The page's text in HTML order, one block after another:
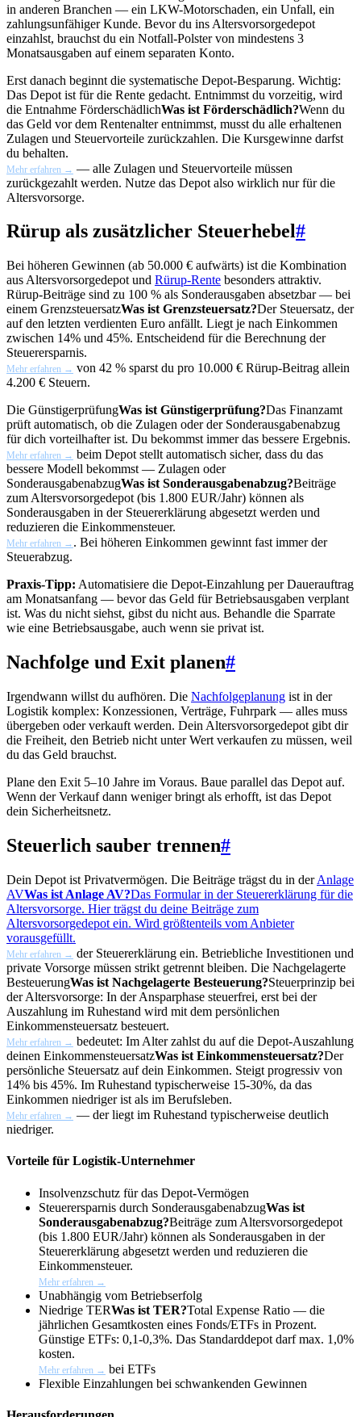
in anderen Branchen — ein LKW-Motorschaden, ein Unfall, ein
zahlungsunfähiger Kunde. Bevor du ins Altersvorsorgedepot
einzahlst, brauchst du ein Notfall-Polster von mindestens 3
Monatsausgaben auf einem separaten Konto.
Erst danach beginnt die systematische Depot-Besparung. Wichtig:
Das Depot ist für die Rente gedacht. Entnimmst du vorzeitig, wird
die Entnahme FörderschädlichWas ist Förderschädlich?Wenn du
das Geld vor dem Rentenalter entnimmst, musst du alle erhaltenen
Zulagen und Steuervorteile zurückzahlen. Die Kursgewinne darfst
du behalten.
Mehr erfahren → — alle Zulagen und Steuervorteile müssen
zurückgezahlt werden. Nutze das Depot also wirklich nur für die
Altersvorsorge.
Rürup als zusätzlicher Steuerhebel#
Bei höheren Gewinnen (ab 50.000 € aufwärts) ist die Kombination
aus Altersvorsorgedepot und Rürup-Rente besonders attraktiv.
Rürup-Beiträge sind zu 100 % als Sonderausgaben absetzbar — bei
einem GrenzsteuersatzWas ist Grenzsteuersatz?Der Steuersatz, der
auf den letzten verdienten Euro anfällt. Liegt je nach Einkommen
zwischen 14% und 45%. Entscheidend für die Berechnung der
Steuerersparnis.
Mehr erfahren → von 42 % sparst du pro 10.000 € Rürup-Beitrag allein
4.200 € Steuern.
Die GünstigerprüfungWas ist Günstigerprüfung?Das Finanzamt
prüft automatisch, ob die Zulagen oder der Sonderausgabenabzug
für dich vorteilhafter ist. Du bekommst immer das bessere Ergebnis.
Mehr erfahren → beim Depot stellt automatisch sicher, dass du das
bessere Modell bekommst — Zulagen oder
SonderausgabenabzugWas ist Sonderausgabenabzug?Beiträge
zum Altersvorsorgedepot (bis 1.800 EUR/Jahr) können als
Sonderausgaben in der Steuererklärung abgesetzt werden und
reduzieren die Einkommensteuer.
Mehr erfahren → . Bei höheren Einkommen gewinnt fast immer der
Steuerabzug.
Praxis-Tipp: Automatisiere die Depot-Einzahlung per Dauerauftrag
am Monatsanfang — bevor das Geld für Betriebsausgaben verplant
ist. Was du nicht siehst, gibst du nicht aus. Behandle die Sparrate
wie eine Betriebsausgabe, auch wenn sie privat ist.
Nachfolge und Exit planen#
Irgendwann willst du aufhören. Die Nachfolgeplanung ist in der
Logistik komplex: Konzessionen, Verträge, Fuhrpark — alles muss
übergeben oder verkauft werden. Dein Altersvorsorgedepot gibt dir
die Freiheit, den Betrieb nicht unter Wert verkaufen zu müssen, weil
du das Geld brauchst.
Plane den Exit 5–10 Jahre im Voraus. Baue parallel das Depot auf.
Wenn der Verkauf dann weniger bringt als erhofft, ist das Depot
dein Sicherheitsnetz.
Steuerlich sauber trennen#
Dein Depot ist Privatvermögen. Die Beiträge trägst du in derAnlage
AVWas ist Anlage AV?Das Formular in der Steuererklärung für die
Altersvorsorge. Hier trägst du deine Beiträge zum
Altersvorsorgedepot ein. Wird größtenteils vom Anbieter
vorausgefüllt.
Mehr erfahren → der Steuererklärung ein. Betriebliche Investitionen und
private Vorsorge müssen strikt getrennt bleiben. Die Nachgelagerte
BesteuerungWas ist Nachgelagerte Besteuerung?Steuerprinzip bei
der Altersvorsorge: In der Ansparphase steuerfrei, erst bei der
Auszahlung im Ruhestand wird mit dem persönlichen
Einkommensteuersatz besteuert.
Mehr erfahren → bedeutet: Im Alter zahlst du auf die Depot-Auszahlung
deinen EinkommensteuersatzWas ist Einkommensteuersatz?Der
persönliche Steuersatz auf dein Einkommen. Steigt progressiv von
14% bis 45%. Im Ruhestand typischerweise 15-30%, da das
Einkommen niedriger ist als im Berufsleben.
Mehr erfahren → — der liegt im Ruhestand typischerweise deutlich
niedriger.
Vorteile für Logistik-Unternehmer
Insolvenzschutz für das Depot-Vermögen
Steuerersparnis durch SonderausgabenabzugWas ist
Sonderausgabenabzug?Beiträge zum Altersvorsorgedepot
(bis 1.800 EUR/Jahr) können als Sonderausgaben in der
Steuererklärung abgesetzt werden und reduzieren die
Einkommensteuer.
Mehr erfahren →
Unabhängig vom Betriebserfolg
Niedrige TERWas ist TER?Total Expense Ratio — die
jährlichen Gesamtkosten eines Fonds/ETFs in Prozent.
Günstige ETFs: 0,1-0,3%. Das Standarddepot darf max. 1,0%
kosten.
Mehr erfahren → bei ETFs
Flexible Einzahlungen bei schwankenden Gewinnen